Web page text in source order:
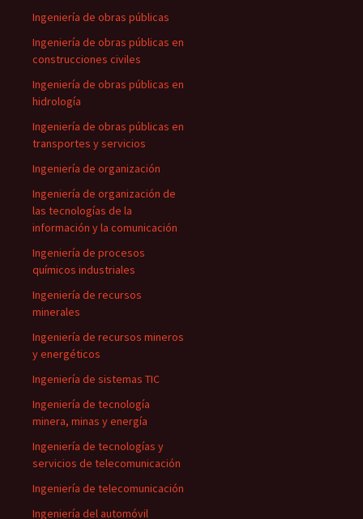
Ingeniería de obras públicas
Ingeniería de obras públicas en
construcciones civiles
Ingeniería de obras públicas en
hidrología
Ingeniería de obras públicas en
transportes y servicios
Ingeniería de organización
Ingeniería de organización de
las tecnologías de la
información y la comunicación
Ingeniería de procesos
químicos industriales
Ingeniería de recursos
minerales
Ingeniería de recursos mineros
y energéticos
Ingeniería de sistemas TIC
Ingeniería de tecnología
minera, minas y energía
Ingeniería de tecnologías y
servicios de telecomunicación
Ingeniería de telecomunicación
Ingeniería del automóvil